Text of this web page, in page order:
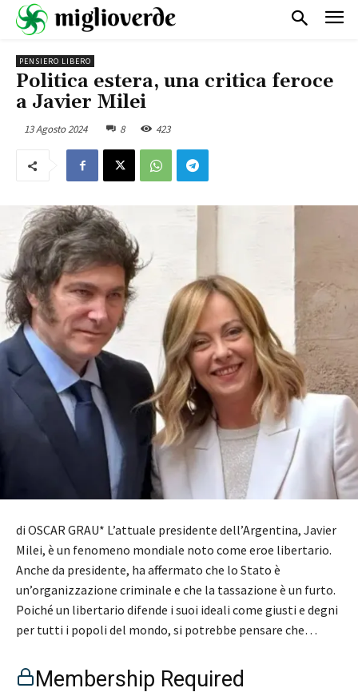
PENSIERO LIBERO
Politica estera, una critica feroce
a Javier Milei
13 Agosto 2024 8 423
di OSCAR GRAU* L’attuale presidente dell’Argentina, Javier
Milei, è un fenomeno mondiale noto come eroe libertario.
Anche da presidente, ha affermato che lo Stato è
un’organizzazione criminale e che la tassazione è un furto.
Poiché un libertario difende i suoi ideali come giusti e degni
per tutti i popoli del mondo, si potrebbe pensare che…
Membership Required